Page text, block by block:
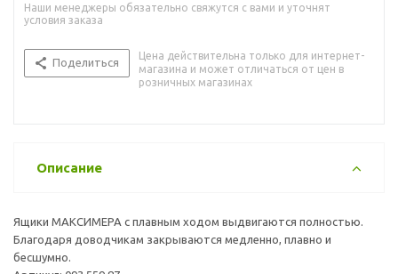
Наши менеджеры обязательно свяжутся с вами и уточнят
условия заказа
Поделиться
Цена действительна только для интернет-
магазина и может отличаться от цен в
розничных магазинах
Описание
Ящики МАКСИМЕРА с плавным ходом выдвигаются полностью.
Благодаря доводчикам закрываются медленно, плавно и
бесшумно.